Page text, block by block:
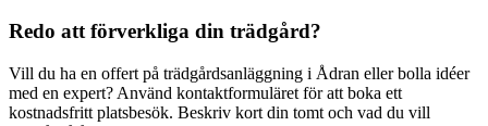
Redo att förverkliga din trädgård?
Vill du ha en offert på trädgårdsanläggning i Ådran eller bolla idéer
med en expert? Använd kontaktformuläret för att boka ett
kostnadsfritt platsbesök. Beskriv kort din tomt och vad du vill